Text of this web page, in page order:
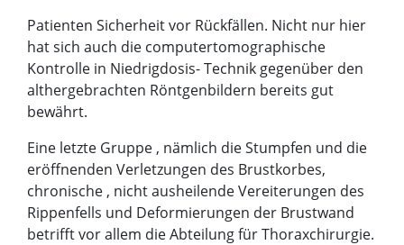
Patienten Sicherheit vor Rückfällen. Nicht nur hier
hat sich auch die computertomographische
Kontrolle in Niedrigdosis- Technik gegenüber den
althergebrachten Röntgenbildern bereits gut
bewährt.
Eine letzte Gruppe , nämlich die Stumpfen und die
eröffnenden Verletzungen des Brustkorbes,
chronische , nicht ausheilende Vereiterungen des
Rippenfells und Deformierungen der Brustwand
betrifft vor allem die Abteilung für Thoraxchirurgie.